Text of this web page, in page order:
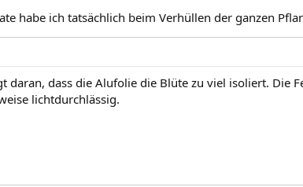
habe ich tatsächlich beim Verhüllen der ganzen
daran, dass die Alufolie die Blüte zu viel isoliert. Die
lichtdurchlässig.